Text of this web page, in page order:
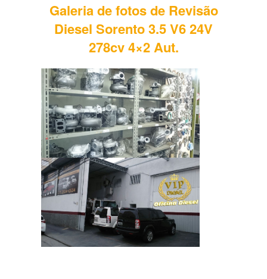
Galeria de fotos de Revisão
Diesel Sorento 3.5 V6 24V
278cv 4×2 Aut.